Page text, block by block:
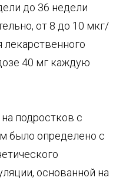
до 36 недели
от 8 до 10 мкг/
40 мг каждую
подростков с
было определено с
основанной на